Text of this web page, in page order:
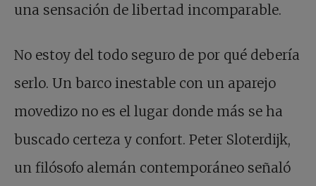
una sensación de libertad incomparable.
No estoy del todo seguro de por qué debería
serlo. Un barco inestable con un aparejo
movedizo no es el lugar donde más se ha
buscado certeza y confort. Peter Sloterdijk,
un filósofo alemán contemporáneo señaló